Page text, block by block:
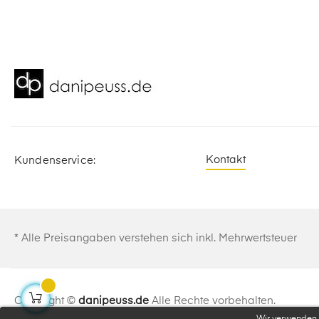
Kundenservice: Kontakt
* Alle Preisangaben verstehen sich inkl. Mehrwertsteuer
Copyright © danipeuss.de Alle Rechte vorbehalten.